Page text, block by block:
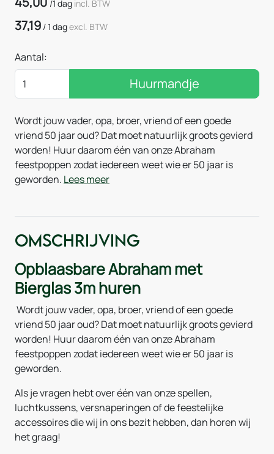
/1 dag incl. BTW
37,19 /1 dagexcl. BTW
Aantal:
Huurmandje
Wordt jouw vader, opa, broer, vriend of een goede
vriend 50 jaar oud? Dat moet natuurlijk groots gevierd
worden! Huur daarom één van onze Abraham
feestpoppen zodat iedereen weet wie er 50 jaar is
geworden. Lees meer
Omschrijving
Opblaasbare Abraham met
Bierglas 3m huren
Wordt jouw vader, opa, broer, vriend of een goede
vriend 50 jaar oud? Dat moet natuurlijk groots gevierd
worden! Huur daarom één van onze Abraham
feestpoppen zodat iedereen weet wie er 50 jaar is
geworden.
Als je vragen hebt over één van onze spellen,
luchtkussens, versnaperingen of de feestelijke
accessoires die wij in ons bezit hebben, dan horen wij
het graag!